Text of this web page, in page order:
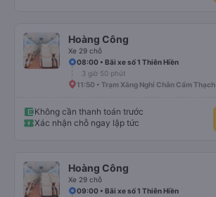
Hoàng Công
Xe 29 chỗ
08:00 • Bãi xe số 1 Thiên Hiền
3 giờ 50 phút
11:50 • Trạm Xăng Nghỉ Chân Cẩm Thạch
Không cần thanh toán trước
Xác nhận chỗ ngay lập tức
Hoàng Công
Xe 29 chỗ
09:00 • Bãi xe số 1 Thiên Hiền